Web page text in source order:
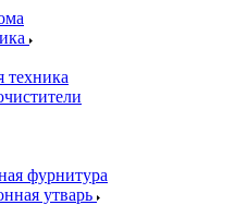
техника
фурнитура
утварь